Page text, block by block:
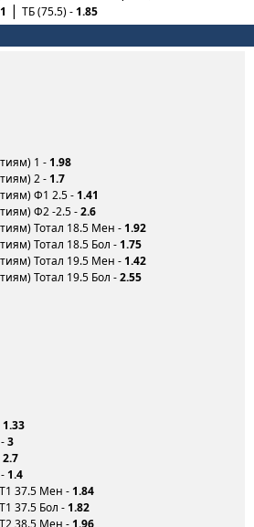
ТБ (75.5) -1.85
1 - 1.98
2 - 1.7
Ф1 2.5 - 1.41
Ф2 -2.5 -2.6
Тотал 18.5 Мен - 1.92
Тотал 18.5 Бол - 1.75
Тотал 19.5 Мен - 1.42
Тотал 19.5 Бол -2.55
1.33
3
2.7
1.4
37.5 Мен - 1.84
37.5 Бол - 1.82
38.5 Мен - 1.96